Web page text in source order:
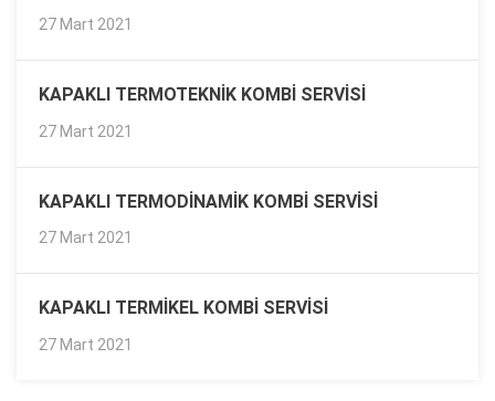
27 Mart 2021
KAPAKLI TERMOTEKNIK KOMBI SERVISI
27 Mart 2021
KAPAKLI TERMODINAMIK KOMBI SERVISI
27 Mart 2021
KAPAKLI TERMIKEL KOMBI SERVISI
27 Mart 2021